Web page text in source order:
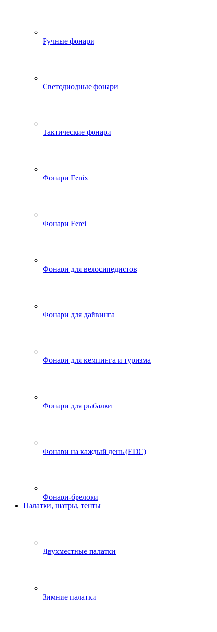
Ручные фонари
Светодиодные фонари
Тактические фонари
Фонари Fenix
Фонари Ferei
Фонари для велосипедистов
Фонари для дайвинга
Фонари для кемпинга и туризма
Фонари для рыбалки
Фонари на каждый день (EDC)
Фонари-брелоки
Палатки, шатры, тенты
Двухместные палатки
Зимние палатки